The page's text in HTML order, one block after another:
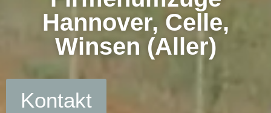
Hannover, Celle,
Winsen (Aller)
Kontakt